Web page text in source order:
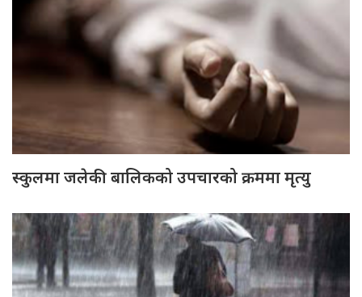
स्कुलमा जलेकी बालिकको उपचारको क्रममा मृत्यु